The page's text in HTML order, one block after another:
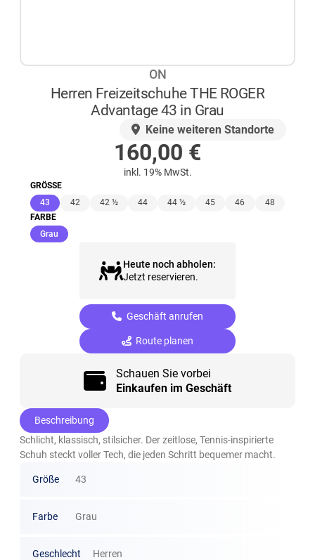
ON
Herren Freizeitschuhe THE ROGER
Advantage 43 in Grau
Keine weiteren Standorte
160,00 €
inkl. 19% MwSt.
GRÖSSE
43 (ausgewählt)
42 42 ½ 44 44 ½ 45 46
48
FARBE
Grau (ausgewählt)
Heute noch abholen:
Jetzt reservieren.
Geschäft anrufen
Route planen
Schauen Sie vorbei
Einkaufen im Geschäft
Beschreibung
Schlicht, klassisch, stilsicher. Der zeitlose, Tennis-inspirierte
Schuh steckt voller Tech, die jeden Schritt bequemer macht.
Größe 43
Farbe Grau
Geschlecht Herren